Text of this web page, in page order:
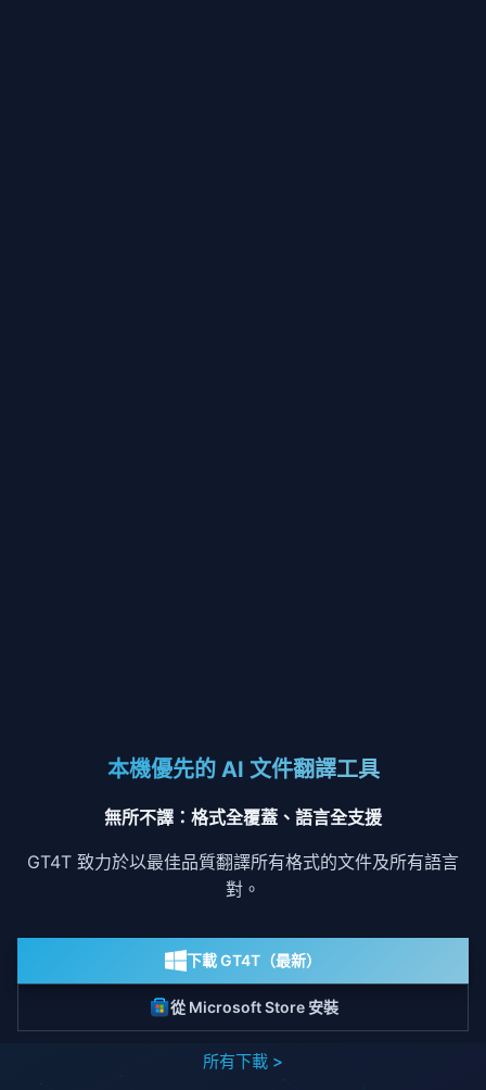
本機優先的 AI 文件翻譯工具
無所不譯：格式全覆蓋、語言全支援
GT4T 致力於以最佳品質翻譯所有格式的文件及所有語言
對。
下載 GT4T（最新）
從 Microsoft Store 安裝
所有下載 >